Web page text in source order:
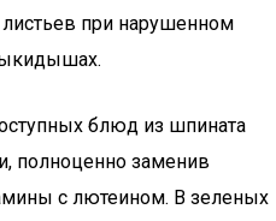
при нарушенном
блюд из шпината
полноценно заменив
с лютеином. В зеленых